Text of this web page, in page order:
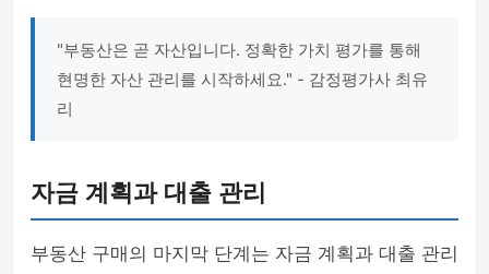
"부동산은 곧 자산입니다. 정확한 가치 평가를 통해
현명한 자산 관리를 시작하세요." - 감정평가사 최유
리
자금 계획과 대출 관리
부동산 구매의 마지막 단계는 자금 계획과 대출 관리